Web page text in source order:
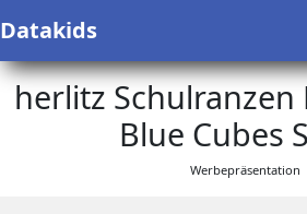
Datakids
herlitz Schulranzen
Blue Cubes
Werbepräsentation